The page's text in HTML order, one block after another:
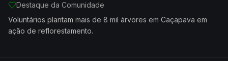
Destaque da Comunidade
Voluntários plantam mais de 8 mil árvores em Caçapava em
ação de reflorestamento.